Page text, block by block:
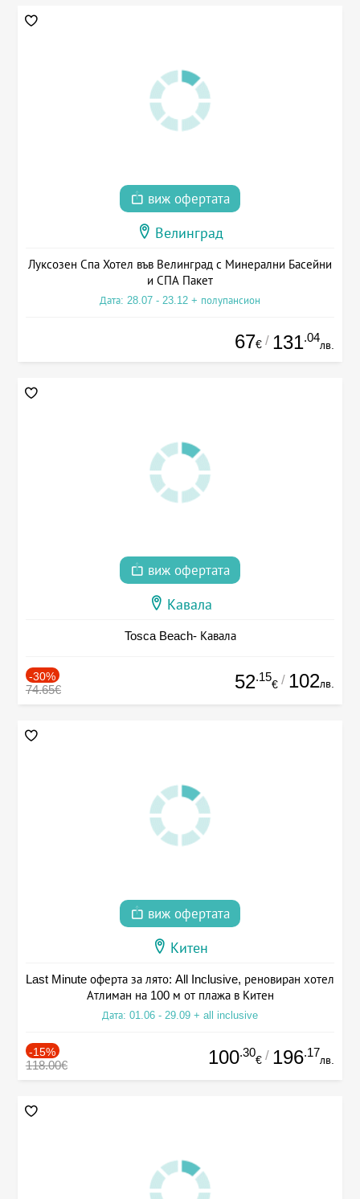
виж офертата
Велинград
Луксозен Спа Хотел във Велинград с Минерални Басейни
и СПА Пакет
Дата: 28.07 - 23.12 + полупансион
67€ / 131.04
лв.
виж офертата
Кавала
Tosca Beach- Кавала
-30%
74.65€ 52.15
€ / 102лв.
виж офертата
Китен
Last Minute оферта за лято: All Inclusive, реновиран хотел
Атлиман на 100 м от плажа в Китен
Дата: 01.06 - 29.09 + all inclusive
-15%
118.00€ 100.30
€ / 196.17
лв.